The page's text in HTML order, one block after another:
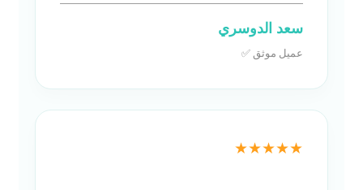
سعد الدوسري
عميل موثق ✅
★★★★★